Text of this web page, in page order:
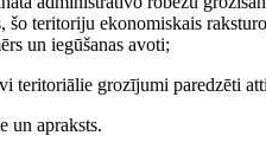
teritoriju ekonomiskais
un iegūšanas avoti;
teritoriālie grozījumi paredzēti
un apraksts.